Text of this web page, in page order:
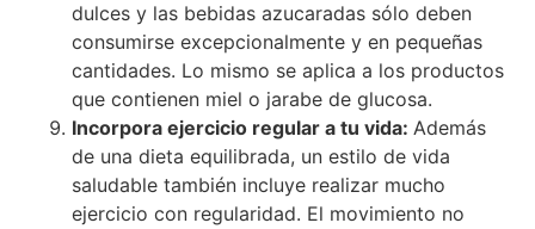
dulces y las bebidas azucaradas sólo deben
consumirse excepcionalmente y en pequeñas
cantidades. Lo mismo se aplica a los productos
que contienen miel o jarabe de glucosa.
Incorpora ejercicio regular a tu vida: Además
de una dieta equilibrada, un estilo de vida
saludable también incluye realizar mucho
ejercicio con regularidad. El movimiento no